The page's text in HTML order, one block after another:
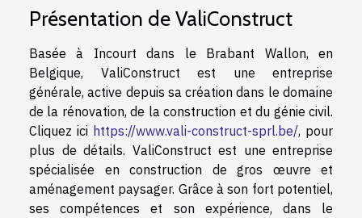
Présentation de ValiConstruct
Basée à Incourt dans le Brabant Wallon, en
Belgique, ValiConstruct est une entreprise
générale, active depuis sa création dans le domaine
de la rénovation, de la construction et du génie civil.
Cliquez ici https://www.vali-construct-sprl.be/, pour
plus de détails. ValiConstruct est une entreprise
spécialisée en construction de gros œuvre et
aménagement paysager. Grâce à son fort potentiel,
ses compétences et son expérience, dans le